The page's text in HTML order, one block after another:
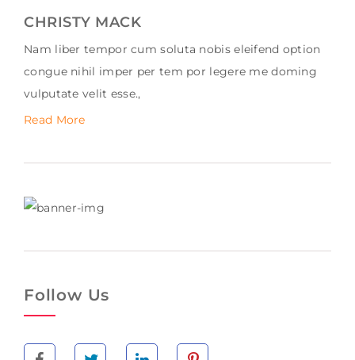
CHRISTY MACK
Nam liber tempor cum soluta nobis eleifend option
congue nihil imper per tem por legere me doming
vulputate velit esse.,
Read More
Follow Us